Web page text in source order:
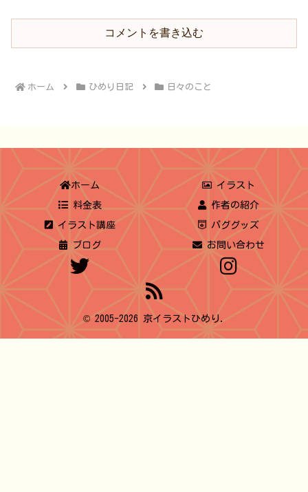
コメントを書き込む
ホーム ひめり日記 日々のこと
ホーム イラスト
料金表 作者の紹介
イラスト講座 パググッズ
ブログ お問い合わせ
© 2005-2026 京イラストひめり.